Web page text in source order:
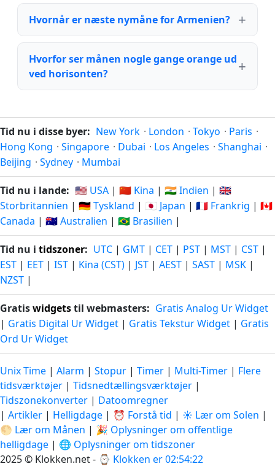
Hvornår er næste nymåne for Armenien?
Hvorfor ser månen nogle gange orange ud
ved horisonten?
Tid nu i disse byer: New York · London · Tokyo · Paris ·
Hong Kong · Singapore · Dubai · Los Angeles · Shanghai ·
Beijing · Sydney · Mumbai
Tid nu i lande: 🇺🇸 USA | 🇨🇳 Kina | 🇮🇳 Indien | 🇬🇧
Storbritannien | 🇩🇪 Tyskland | 🇯🇵 Japan | 🇫🇷 Frankrig | 🇨🇦
Canada | 🇦🇺 Australien | 🇧🇷 Brasilien |
Tid nu i tidszoner: UTC | GMT | CET | PST | MST | CST |
EST | EET | IST | Kina (CST) | JST | AEST | SAST | MSK |
NZST |
Gratiswidgetstil webmasters: Gratis Analog Ur Widget
| Gratis Digital Ur Widget | Gratis Tekstur Widget | Gratis
Ord Ur Widget
Unix Time | Alarm | Stopur | Timer | Multi-Timer | Flere
tidsværktøjer | Tidsnedtællingsværktøjer |
Tidszonekonverter | Datoomregner
| Artikler | Helligdage | ⏰ Forstå tid | ☀️ Lær om Solen |
🌕 Lær om Månen | 🎉 Oplysninger om offentlige
helligdage | 🌐 Oplysninger om tidszoner
2025 © Klokken.net - ⌚ Klokken er 02:54:23